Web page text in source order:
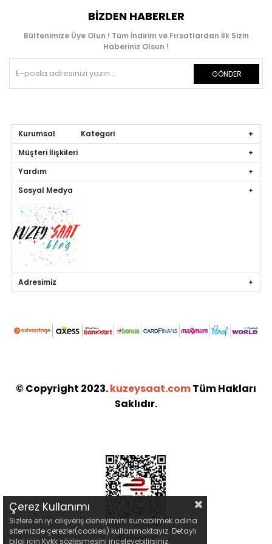
BIZDEN HABERLER
Bültenimize Üye Olun ! Tüm İndirim ve Fırsatlardan İlk Sizin
Haberiniz Olsun !
GÖNDER
Kurumsal Kategori
Müşteri İlişkileri
Yardım
Sosyal Medya
Adresimiz
© Copyright 2023.kuzeysaat.comTüm Hakları
Saklıdır.
Çerez Kullanımı
Sizlere en iyi alışveriş deneyimini sunabilmek adına
sitemizde çerezler(cookies) kullanmaktayız. Detaylı
bilgi için Kvkk sözleşmesini inceleyebilirsiniz.